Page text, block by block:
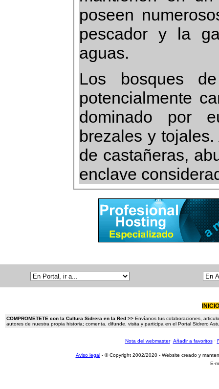
poseen
pescador y la
aguas.
Los bosques
potencialmente
dominado por
brezales y
de castañeras,
enclave
INICIO
COMPROMETETE con la Cultura Sidrera en la Red >> Envíanos tus colaboraciones,
autores de nuestra propia historia; comenta, difunde, visita y participa en el Portal Sidrero
Nota del webmaster· Añadir a favoritos·
Aviso legal- © Copyright 2002/2020 - Website creado y
E-